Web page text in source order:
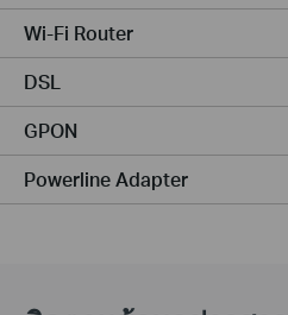
Wi-Fi Router
DSL
GPON
Powerline Adapter